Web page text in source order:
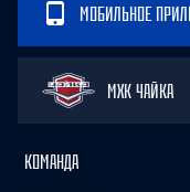
МОБИЛЬНОЕ
МХК ЧАЙКА
КОМАНДА